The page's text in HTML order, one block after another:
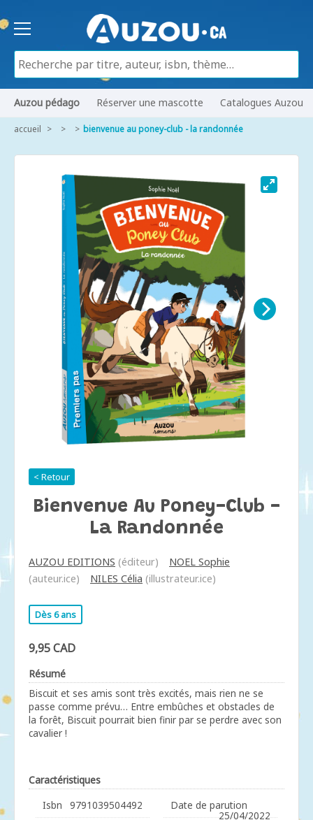
Auzou pédago Réserver une mascotte Catalogues Auzou
accueil bienvenue au poney-club - la randonnée
< Retour
Bienvenue Au Poney-Club -
La Randonnée
AUZOU EDITIONS (éditeur)
NOEL Sophie
(auteur.ice)
NILES Célia (illustrateur.ice)
Dès 6 ans
9,95 CAD
Résumé
Biscuit et ses amis sont très excités, mais rien ne se
passe comme prévu… Entre embûches et obstacles de
la forêt, Biscuit pourrait bien finir par se perdre avec son
cavalier !
Caractéristiques
Isbn
9791039504492
Date de parution
25/04/2022